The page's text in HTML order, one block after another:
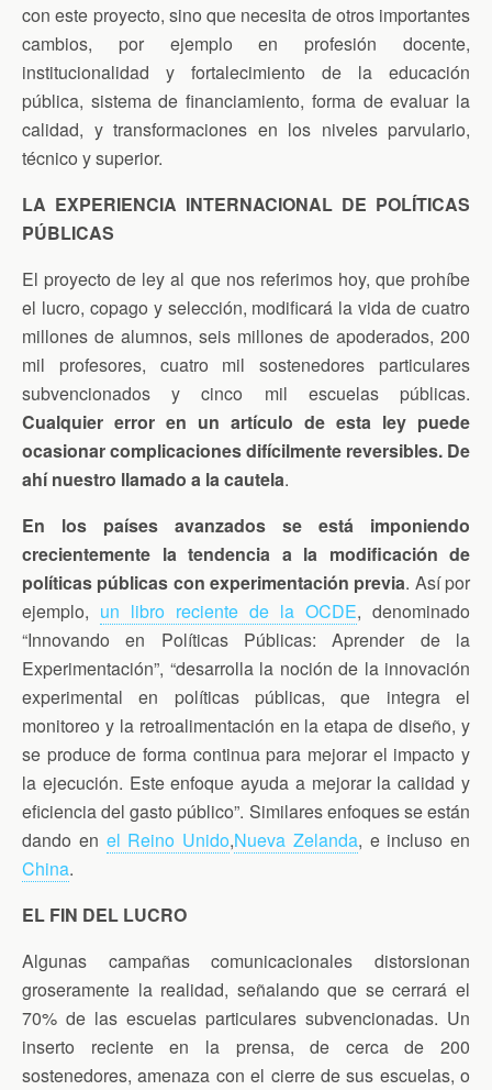
con este proyecto, sino que necesita de otros importantes
cambios, por ejemplo en profesión docente,
institucionalidad y fortalecimiento de la educación
pública, sistema de financiamiento, forma de evaluar la
calidad, y transformaciones en los niveles parvulario,
técnico y superior.
LA EXPERIENCIA INTERNACIONAL DE POLÍTICAS
PÚBLICAS
El proyecto de ley al que nos referimos hoy, que prohíbe
el lucro, copago y selección, modificará la vida de cuatro
millones de alumnos, seis millones de apoderados, 200
mil profesores, cuatro mil sostenedores particulares
subvencionados y cinco mil escuelas públicas.
Cualquier error en un artículo de esta ley puede
ocasionar complicaciones difícilmente reversibles. De
ahí nuestro llamado a la cautela.
En los países avanzados se está imponiendo
crecientemente la tendencia a la modificación de
políticas públicas con experimentación previa. Así por
ejemplo, un libro reciente de la OCDE, denominado
“Innovando en Políticas Públicas: Aprender de la
Experimentación”, “desarrolla la noción de la innovación
experimental en políticas públicas, que integra el
monitoreo y la retroalimentación en la etapa de diseño, y
se produce de forma continua para mejorar el impacto y
la ejecución. Este enfoque ayuda a mejorar la calidad y
eficiencia del gasto público”. Similares enfoques se están
dando en el Reino Unido,Nueva Zelanda, e incluso en
China.
EL FIN DEL LUCRO
Algunas campañas comunicacionales distorsionan
groseramente la realidad, señalando que se cerrará el
70% de las escuelas particulares subvencionadas. Un
inserto reciente en la prensa, de cerca de 200
sostenedores, amenaza con el cierre de sus escuelas, o